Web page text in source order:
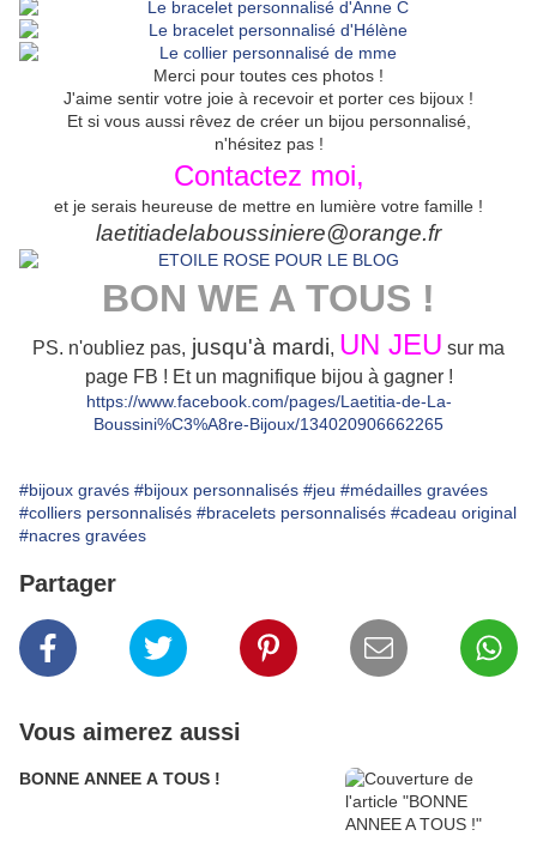
Merci pour toutes ces photos !
J'aime sentir votre joie à recevoir et porter ces bijoux !
Et si vous aussi rêvez de créer un bijou personnalisé,
n'hésitez pas !
Contactez moi,
et je serais heureuse de mettre en lumière votre famille !
laetitiadelaboussiniere@orange.fr
BON WE A TOUS !
PS. n'oubliez pas, jusqu'à mardi, UN JEU sur ma
page FB ! Et un magnifique bijou à gagner !
https://www.facebook.com/pages/Laetitia-de-La-
Boussini%C3%A8re-Bijoux/134020906662265
#bijoux gravés #bijoux personnalisés #jeu #médailles gravées
#colliers personnalisés #bracelets personnalisés #cadeau original
#nacres gravées
Partager
Vous aimerez aussi
BONNE ANNEE A TOUS !